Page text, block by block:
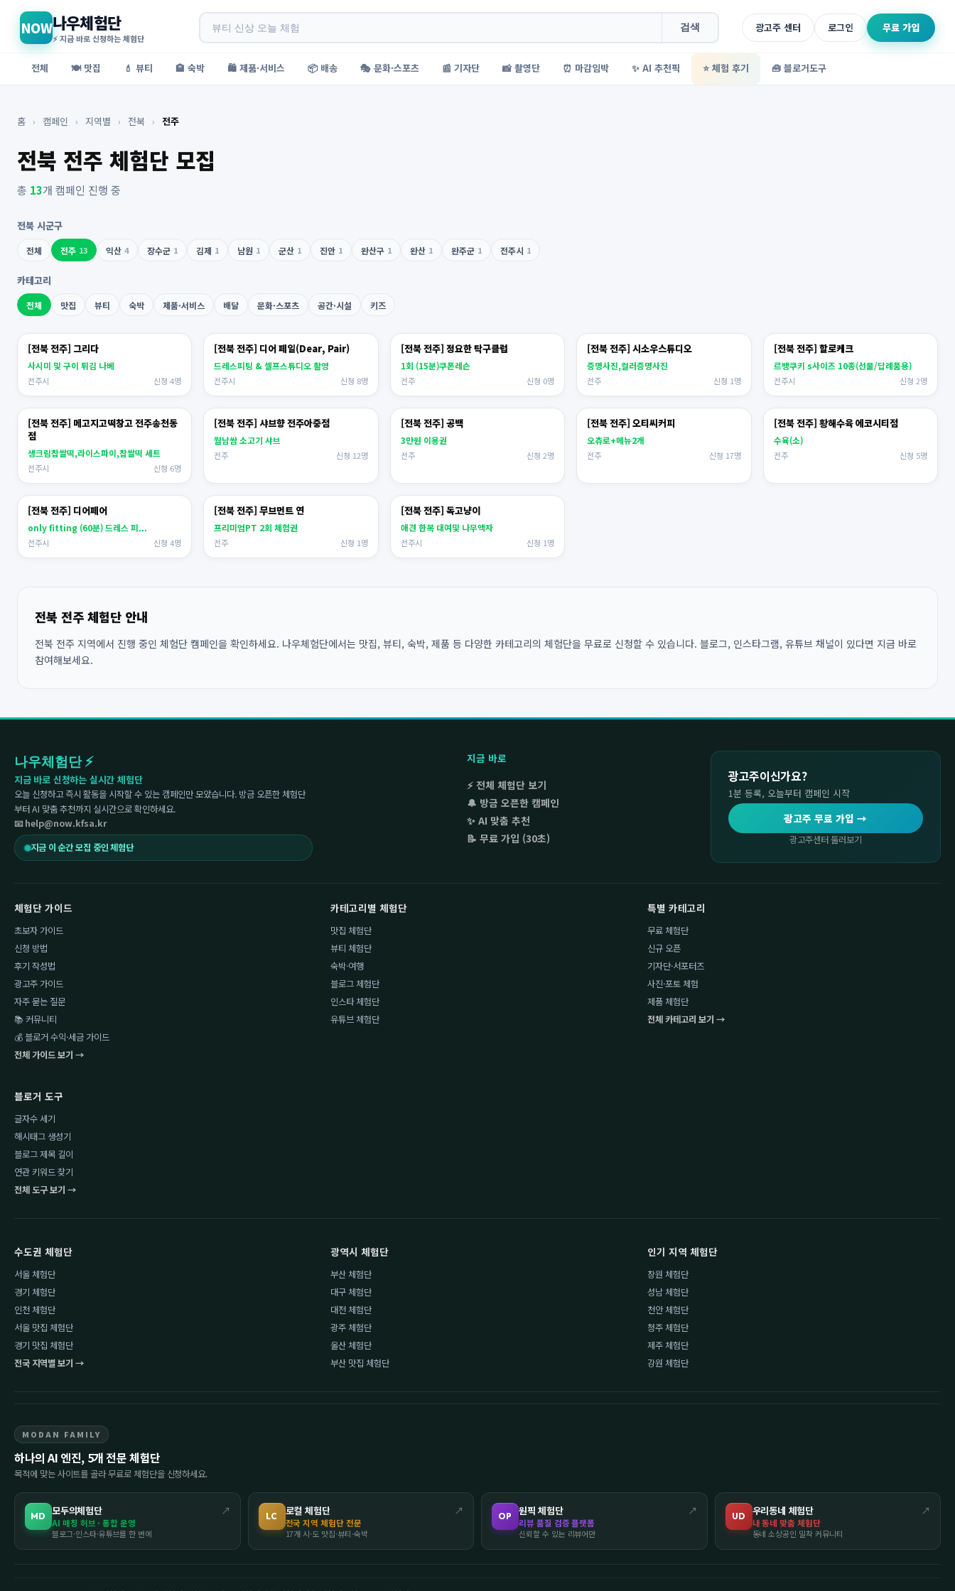
NOW나우체험단
⚡ 지금 바로 신청하는 체험단
검색 광고주 센터 로그인 무료 가입
전체 🍽️ 맛집 💄 뷰티 🏨 숙박 🛍️ 제품·서비스 📦 배송 🎭 문화·스포츠 📰 기자단 📸 촬영단 ⏰ 마감임박 ✨ AI 추천픽 ⭐ 체험 후기 🧰 블로거도구
홈 › 캠페인 › 지역별 › 전북 › 전주
전북 전주 체험단 모집
총 13개 캠페인 진행 중
전북 시군구
전체 전주 13 익산 4 장수군 1 김제 1 남원 1 군산 1 진안 1 완산구 1 완산 1 완주군 1 전주시 1
카테고리
전체 맛집 뷰티 숙박 제품·서비스 배달 문화·스포츠 공간·시설 키즈
[전북 전주] 그리다
사시미 및 구이 튀김 나베
전주시 신청 4명
[전북 전주] 디어 페일(Dear, Pair)
드레스피팅 & 셀프스튜디오 촬영
전주시 신청 8명
[전북 전주] 정요한 탁구클럽
1회 (15분)쿠폰레슨
전주 신청 0명
[전북 전주] 시소우스튜디오
증명사진,컬러증명사진
전주 신청 1명
[전북 전주] 할로케크
르뱅쿠키 s사이즈 10종(선물/답례품용)
전주시 신청 2명
[전북 전주] 메고지고떡창고 전주송천동
점
생크림찹쌀떡,라이스파이,찹쌀떡 세트
전주시 신청 6명
[전북 전주] 샤브향 전주아중점
월남쌈 소고기 샤브
전주 신청 12명
[전북 전주] 공백
3만원 이용권
전주 신청 2명
[전북 전주] 오티씨커피
오츄로+메뉴2개
전주 신청 17명
[전북 전주] 황해수육 에코시티점
수육(소)
전주 신청 5명
[전북 전주] 디어페어
only fitting (60분) 드레스 피...
전주시 신청 4명
[전북 전주] 무브먼트 연
프리미엄PT 2회 체험권
전주 신청 1명
[전북 전주] 독고냥이
애견 한복 대여및 나무액자
전주시 신청 1명
전북 전주 체험단 안내
전북 전주 지역에서 진행 중인 체험단 캠페인을 확인하세요. 나우체험단에서는 맛집, 뷰티, 숙박, 제품 등 다양한 카테고리의 체험단을 무료로 신청할 수 있습니다. 블로그, 인스타그램, 유튜브 채널이 있다면 지금 바로
참여해보세요.
나우체험단 ⚡
지금 바로 신청하는 실시간 체험단
오늘 신청하고 즉시 활동을 시작할 수 있는 캠페인만 모았습니다. 방금 오픈한 체험단
부터 AI 맞춤 추천까지 실시간으로 확인하세요.
📧 help@now.kfsa.kr
지금 이 순간 모집 중인 체험단
지금 바로
⚡ 전체 체험단 보기
🔔 방금 오픈한 캠페인
✨ AI 맞춤 추천
📝 무료 가입 (30초)
광고주이신가요?
1분 등록, 오늘부터 캠페인 시작
광고주 무료 가입 →
광고주센터 둘러보기
체험단 가이드
초보자 가이드
신청 방법
후기 작성법
광고주 가이드
자주 묻는 질문
📚 커뮤니티
💰 블로거 수익·세금 가이드
전체 가이드 보기 →
카테고리별 체험단
맛집 체험단
뷰티 체험단
숙박·여행
블로그 체험단
인스타 체험단
유튜브 체험단
특별 카테고리
무료 체험단
신규 오픈
기자단·서포터즈
사진·포토 체험
제품 체험단
전체 카테고리 보기 →
블로거 도구
글자수 세기
해시태그 생성기
블로그 제목 길이
연관 키워드 찾기
전체 도구 보기 →
수도권 체험단
서울 체험단
경기 체험단
인천 체험단
서울 맛집 체험단
경기 맛집 체험단
전국 지역별 보기 →
광역시 체험단
부산 체험단
대구 체험단
대전 체험단
광주 체험단
울산 체험단
부산 맛집 체험단
인기 지역 체험단
창원 체험단
성남 체험단
천안 체험단
청주 체험단
제주 체험단
강원 체험단
MODAN FAMILY
하나의 AI 엔진, 5개 전문 체험단
목적에 맞는 사이트를 골라 무료로 체험단을 신청하세요.
MD 모두의체험단 ↗
AI 매칭 허브 · 통합 운영
블로그·인스타·유튜브를 한 번에
LC 로컬 체험단 ↗
전국 지역 체험단 전문
17개 시·도 맛집·뷰티·숙박
OP 원픽 체험단 ↗
리뷰 품질 검증 플랫폼
신뢰할 수 있는 리뷰어만
UD 우리동네 체험단 ↗
내 동네 맞춤 체험단
동네 소상공인 밀착 커뮤니티